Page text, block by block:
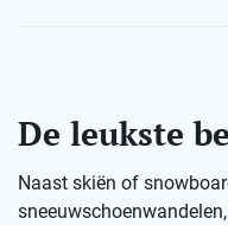
De leukste
Naast skiën of